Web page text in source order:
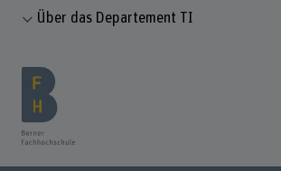
Über das Departement TI